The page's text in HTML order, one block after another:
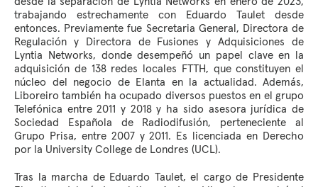
trabajando estrechamente con Eduardo Taulet desde
entonces. Previamente fue Secretaria General, Directora de
Regulación y Directora de Fusiones y Adquisiciones de
Lyntia Networks, donde desempeñó un papel clave en la
adquisición de 138 redes locales FTTH, que constituyen el
núcleo del negocio de Elanta en la actualidad. Además,
Liboreiro también ha ocupado diversos puestos en el grupo
Telefónica entre 2011 y 2018 y ha sido asesora jurídica de
Sociedad Española de Radiodifusión, perteneciente al
Grupo Prisa, entre 2007 y 2011. Es licenciada en Derecho
por la University College de Londres (UCL).
Tras la marcha de Eduardo Taulet, el cargo de Presidente